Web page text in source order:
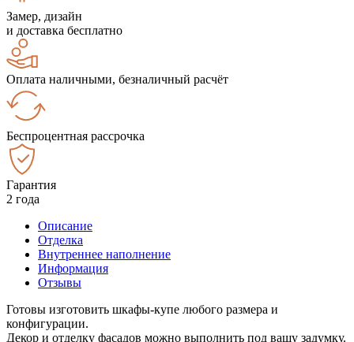
Замер, дизайн
и доставка бесплатно
Оплата наличными, безналичный расчёт
Беспроцентная рассрочка
Гарантия
2 года
Описание
Отделка
Внутреннее наполнение
Информация
Отзывы
Готовы изготовить шкафы-купе любого размера и
конфигурации.
Декор и отделку фасадов можно выполнить под вашу задумку.